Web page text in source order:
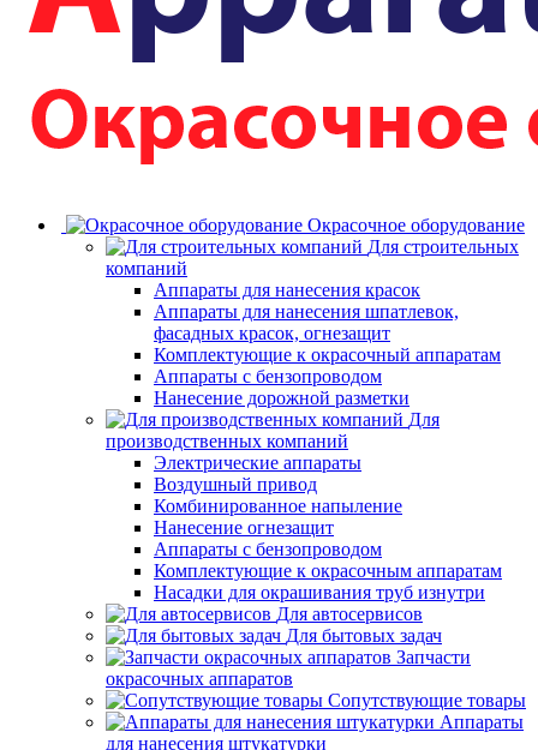
Окрасочное оборудование
Для строительных
компаний
Аппараты для нанесения красок
Аппараты для нанесения шпатлевок,
фасадных красок, огнезащит
Комплектующие к окрасочный аппаратам
Аппараты с бензопроводом
Нанесение дорожной разметки
Для
производственных компаний
Электрические аппараты
Воздушный привод
Комбинированное напыление
Нанесение огнезащит
Аппараты с бензопроводом
Комплектующие к окрасочным аппаратам
Насадки для окрашивания труб изнутри
Для автосервисов
Для бытовых задач
Запчасти
окрасочных аппаратов
Сопутствующие товары
Аппараты
для нанесения штукатурки